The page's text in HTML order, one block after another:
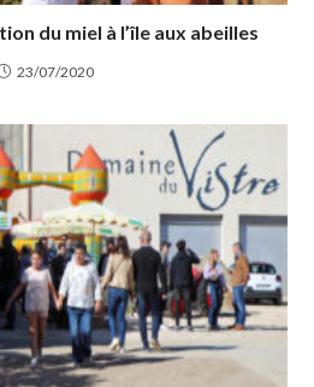
du miel à l’île aux abeilles
23/07/2020